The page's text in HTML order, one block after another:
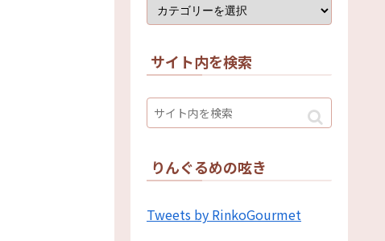
サイト内を検索
りんぐるめの呟き
Tweets by RinkoGourmet